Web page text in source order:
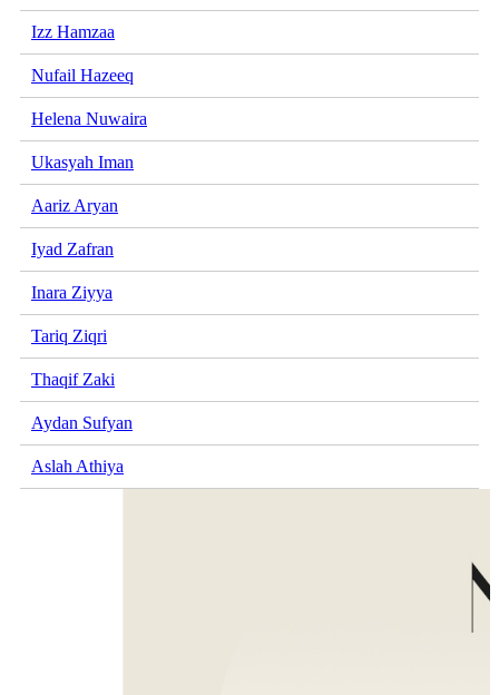
Izz Hamzaa
Nufail Hazeeq
Helena Nuwaira
Ukasyah Iman
Aariz Aryan
Iyad Zafran
Inara Ziyya
Tariq Ziqri
Thaqif Zaki
Aydan Sufyan
Aslah Athiya